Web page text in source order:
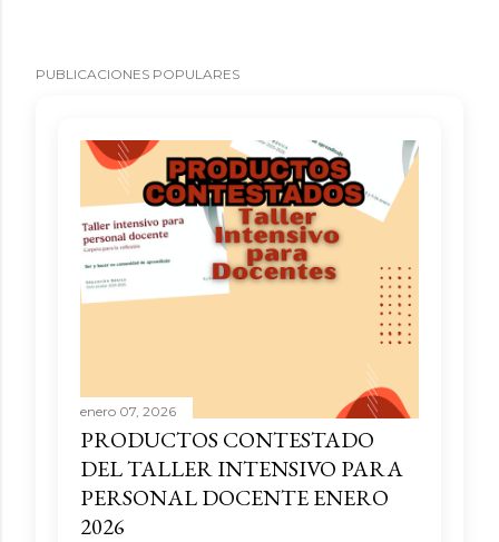
PUBLICACIONES POPULARES
enero 07, 2026
PRODUCTOS CONTESTADO
DEL TALLER INTENSIVO PARA
PERSONAL DOCENTE ENERO
2026